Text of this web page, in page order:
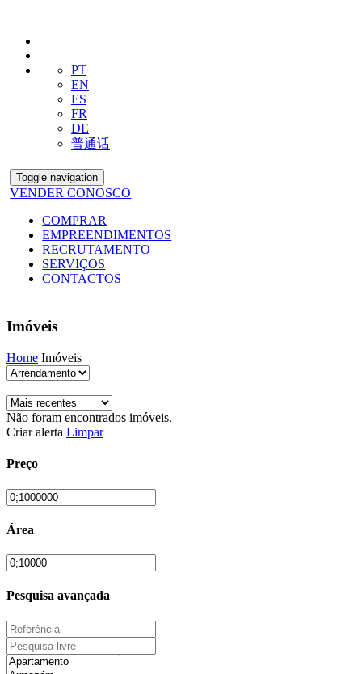
PT
EN
ES
FR
DE
普通话
Toggle navigation
VENDER CONOSCO
COMPRAR
EMPREENDIMENTOS
RECRUTAMENTO
SERVIÇOS
CONTACTOS
Imóveis
Home Imóveis
Não foram encontrados imóveis.
Criar alerta Limpar
Preço
Área
Pesquisa avançada